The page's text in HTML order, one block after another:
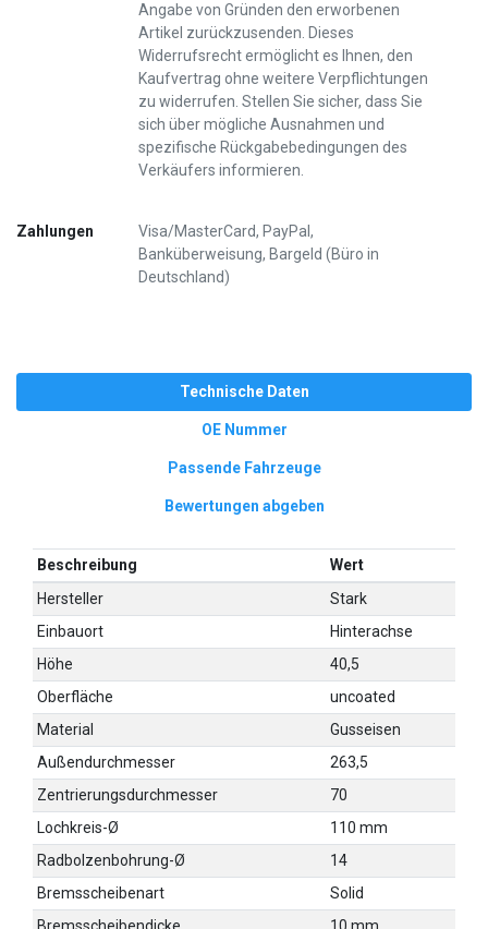
Angabe von Gründen den erworbenen
Artikel zurückzusenden. Dieses
Widerrufsrecht ermöglicht es Ihnen, den
Kaufvertrag ohne weitere Verpflichtungen
zu widerrufen. Stellen Sie sicher, dass Sie
sich über mögliche Ausnahmen und
spezifische Rückgabebedingungen des
Verkäufers informieren.
Zahlungen
Visa/MasterCard, PayPal,
Banküberweisung, Bargeld (Büro in
Deutschland)
Technische Daten
OE Nummer
Passende Fahrzeuge
Bewertungen abgeben
Beschreibung
Wert
Hersteller
Stark
Einbauort
Hinterachse
Höhe
40,5
Oberfläche
uncoated
Material
Gusseisen
Außendurchmesser
263,5
Zentrierungsdurchmesser
70
Lochkreis-Ø
110 mm
Radbolzenbohrung-Ø
14
Bremsscheibenart
Solid
Bremsscheibendicke
10 mm